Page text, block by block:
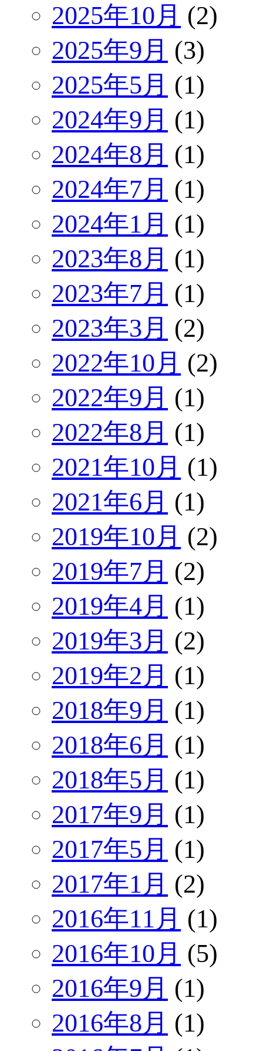
2025年10月 (2)
2025年9月 (3)
2025年5月 (1)
2024年9月 (1)
2024年8月 (1)
2024年7月 (1)
2024年1月 (1)
2023年8月 (1)
2023年7月 (1)
2023年3月 (2)
2022年10月 (2)
2022年9月 (1)
2022年8月 (1)
2021年10月 (1)
2021年6月 (1)
2019年10月 (2)
2019年7月 (2)
2019年4月 (1)
2019年3月 (2)
2019年2月 (1)
2018年9月 (1)
2018年6月 (1)
2018年5月 (1)
2017年9月 (1)
2017年5月 (1)
2017年1月 (2)
2016年11月 (1)
2016年10月 (5)
2016年9月 (1)
2016年8月 (1)